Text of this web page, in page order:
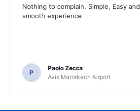
Nothing to complain. Simple, Easy and
smooth experience
P
Paolo Zecca
Avis Marrakech Airport